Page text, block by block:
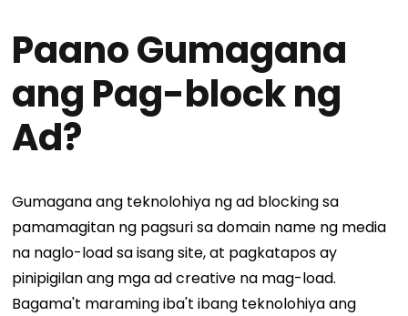
Paano Gumagana
ang Pag-block ng
Ad?
Gumagana ang teknolohiya ng ad blocking sa
pamamagitan ng pagsuri sa domain name ng media
na naglo-load sa isang site, at pagkatapos ay
pinipigilan ang mga ad creative na mag-load.
Bagama't maraming iba't ibang teknolohiya ang